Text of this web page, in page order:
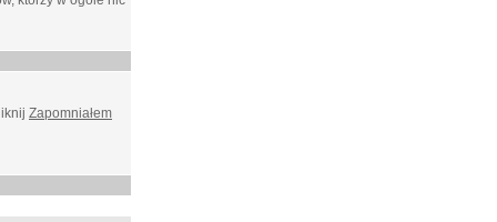
Zapomniałem